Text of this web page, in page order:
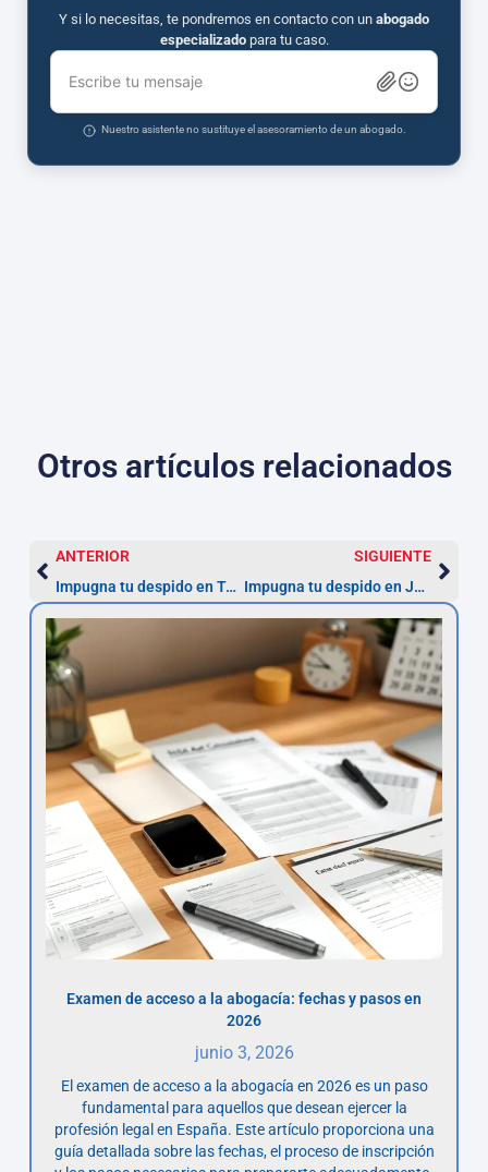
Y si lo necesitas, te pondremos en contacto con un abogado
especializadopara tu caso.
Escribe tu mensaje
Nuestro asistente no sustituye el asesoramiento de un abogado.
Otros artículos relacionados
ANTERIOR
Impugna tu despido en Toledo: 20 días hábiles
SIGUIENTE
Impugna tu despido en Jaén — 20 días hábiles
Examen de acceso a la abogacía: fechas y pasos en
2026
junio 3, 2026
El examen de acceso a la abogacía en 2026 es un paso
fundamental para aquellos que desean ejercer la
profesión legal en España. Este artículo proporciona una
guía detallada sobre las fechas, el proceso de inscripción